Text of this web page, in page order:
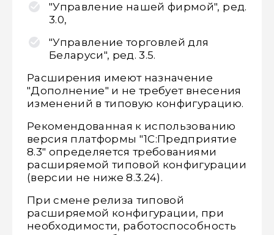
"Управление нашей фирмой", ред.
3.0,
"Управление торговлей для
Беларуси", ред. 3.5.
Расширения имеют назначение
"Дополнение" и не требует внесения
изменений в типовую конфигурацию.
Рекомендованная к использованию
версия платформы "1С:Предприятие
8.3" определяется требованиями
расширяемой типовой конфигурации
(версии не ниже 8.3.24).
При смене релиза типовой
расширяемой конфигурации, при
необходимости, работоспособность